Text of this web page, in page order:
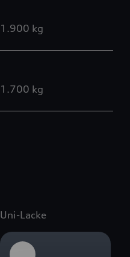
1.900 kg
1.700 kg
Uni-Lacke